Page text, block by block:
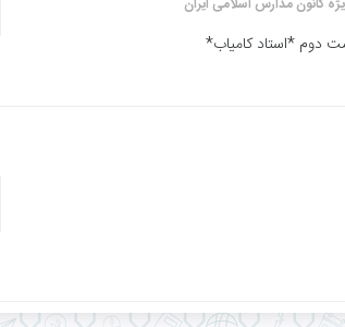
دوم *استاد کامیاب*